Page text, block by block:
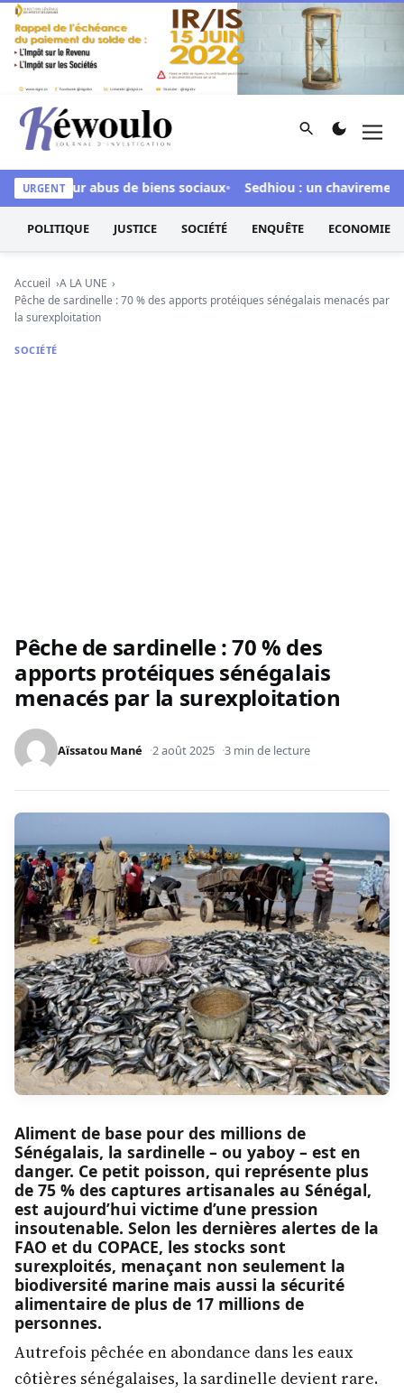
Aller au contenu
Kéwoulo, le premier site d'information et d'investigation
Rechercher
URGENT
pour abus de biens sociaux Sedhiou : un chavirement
POLITIQUE JUSTICE SOCIÉTÉ ENQUÊTE ECONOMIE
Accueil
A LA UNE
Pêche de sardinelle : 70 % des apports protéiques sénégalais menacés par
la surexploitation
SOCIÉTÉ
Pêche de sardinelle : 70 % des
apports protéiques sénégalais
menacés par la surexploitation
Aïssatou Mané 2 août 2025 3 min de lecture
Aliment de base pour des millions de
Sénégalais, la sardinelle – ou yaboy – est en
danger. Ce petit poisson, qui représente plus
de 75 % des captures artisanales au Sénégal,
est aujourd’hui victime d’une pression
insoutenable. Selon les dernières alertes de la
FAO et du COPACE, les stocks sont
surexploités, menaçant non seulement la
biodiversité marine mais aussi la sécurité
alimentaire de plus de 17 millions de
personnes.
Autrefois pêchée en abondance dans les eaux
côtières sénégalaises, la sardinelle devient rare.